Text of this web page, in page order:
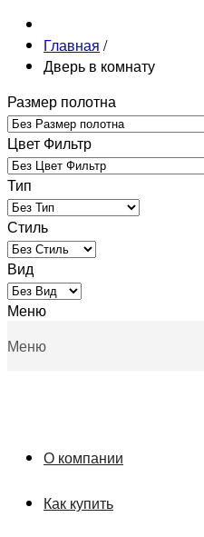
Главная /
Дверь в комнату
Размер полотна
Цвет Фильтр
Тип
Стиль
Вид
Меню
Меню
О компании
Как купить